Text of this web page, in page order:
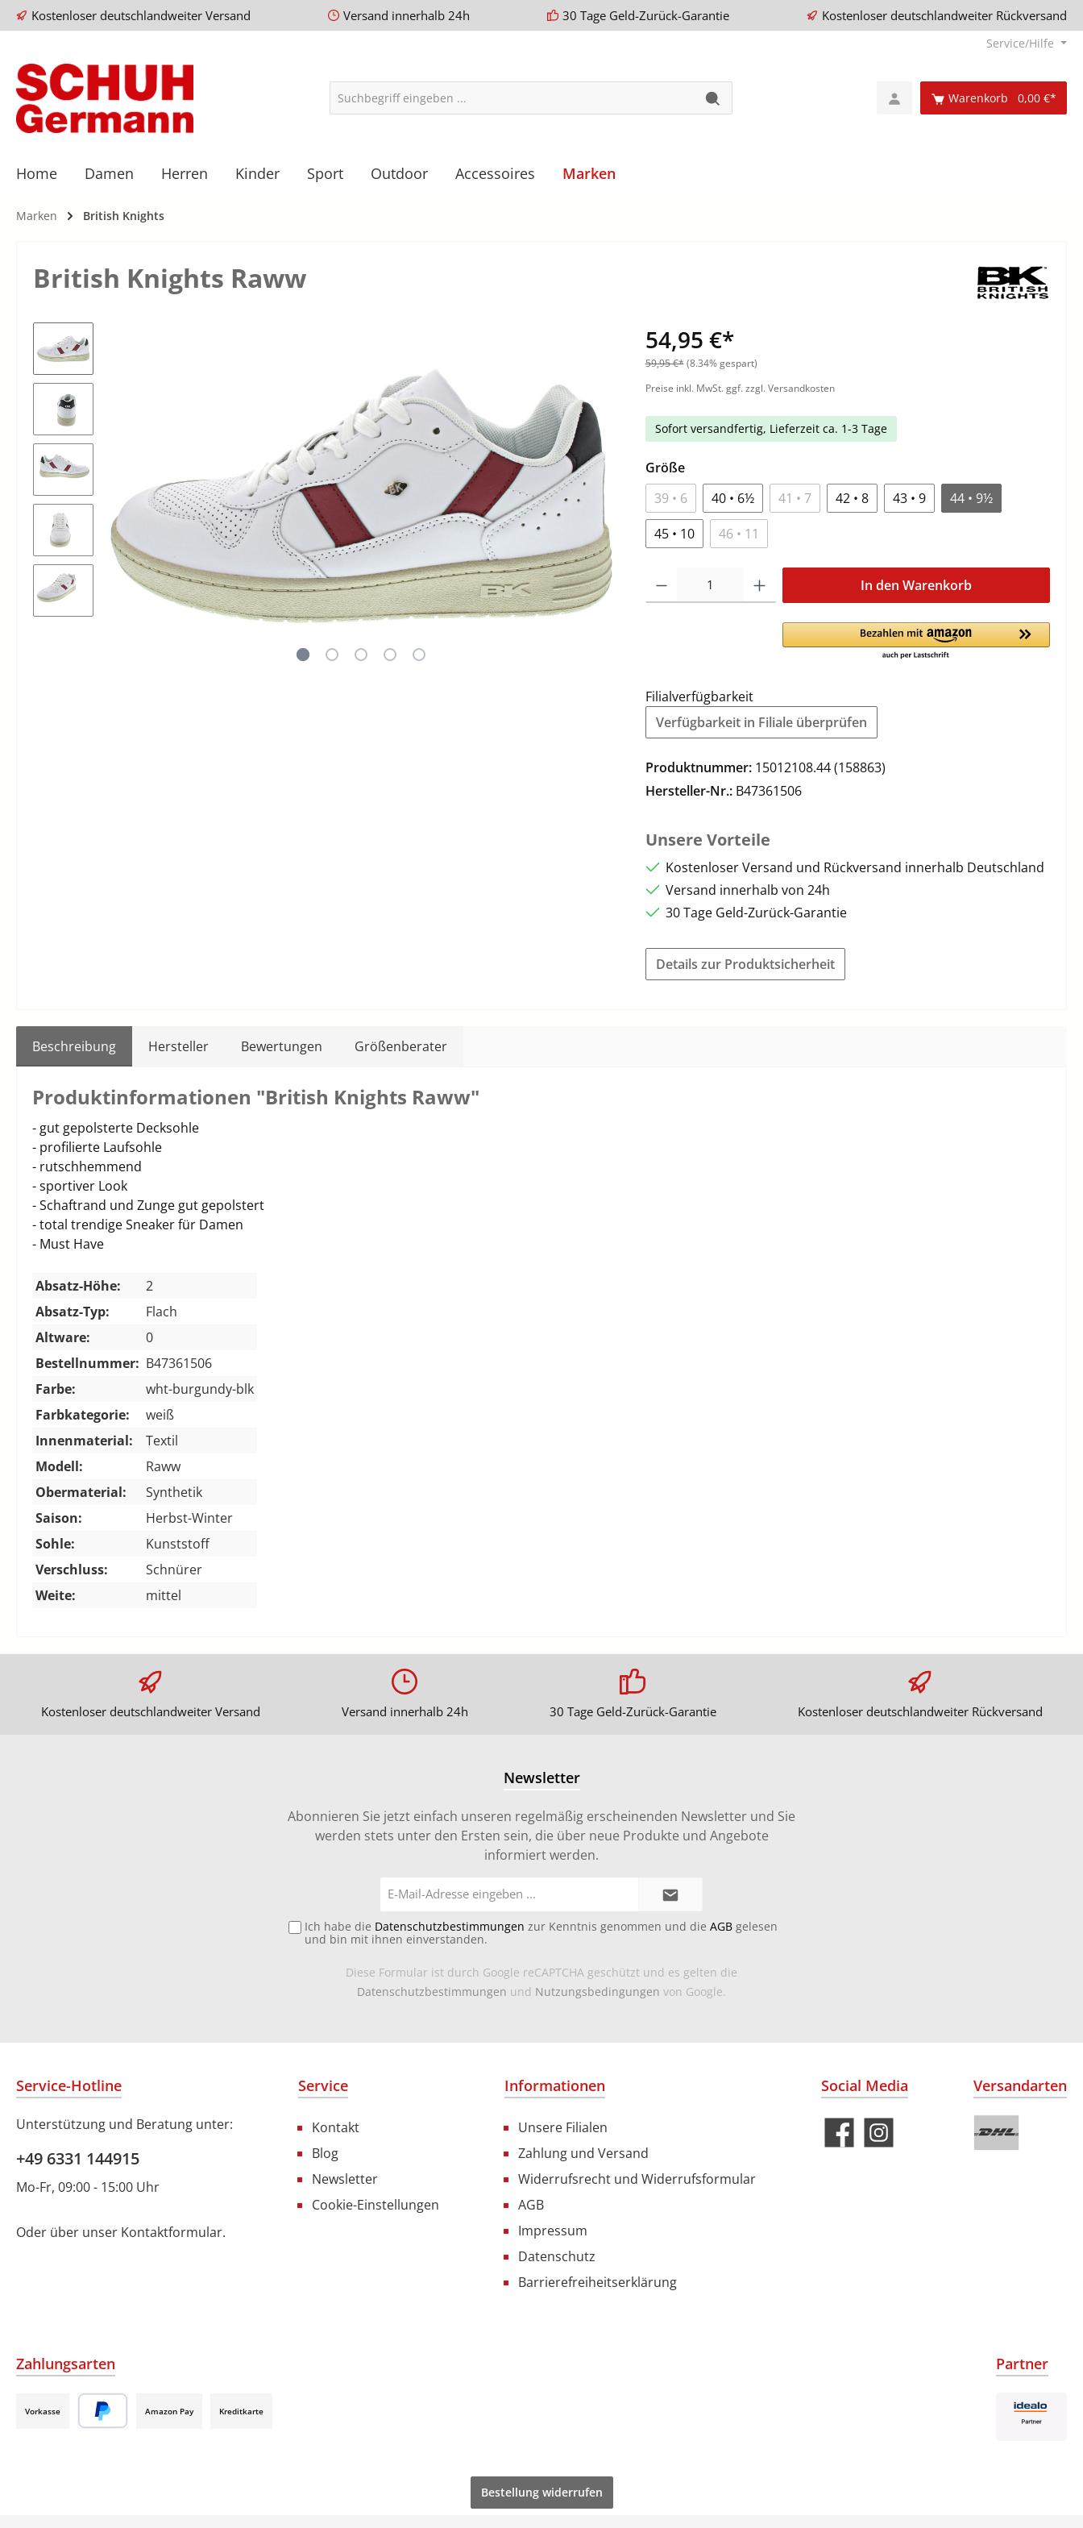
Kostenloser deutschlandweiter Versand Versand innerhalb 24h 30 Tage Geld-Zurück-Garantie Kostenloser deutschlandweiter Rückversand
Service/Hilfe
Warenkorb 0,00 €*
Home Damen Herren Kinder Sport Outdoor Accessoires Marken
Marken British Knights
British Knights Raww
54,95 €*
59,95 €* (8.34% gespart)
Preise inkl. MwSt. ggf. zzgl. Versandkosten
Sofort versandfertig, Lieferzeit ca. 1-3 Tage
Größe
39 • 6
40 • 6½ 41 • 7 42 • 8 43 • 9
44 • 9½
45 • 10
46 • 11
In den Warenkorb
Filialverfügbarkeit
Verfügbarkeit in Filiale überprüfen
Produktnummer: 15012108.44 (158863)
Hersteller-Nr.: B47361506
Unsere Vorteile
Kostenloser Versand und Rückversand innerhalb Deutschland
Versand innerhalb von 24h
30 Tage Geld-Zurück-Garantie
Details zur Produktsicherheit
Beschreibung Hersteller Bewertungen Größenberater
Produktinformationen "British Knights Raww"
- gut gepolsterte Decksohle
- profilierte Laufsohle
- rutschhemmend
- sportiver Look
- Schaftrand und Zunge gut gepolstert
- total trendige Sneaker für Damen
- Must Have
Absatz-Höhe:
2
Absatz-Typ:
Flach
Altware:
0
Bestellnummer: B47361506
Farbe:
wht-burgundy-blk
Farbkategorie:
weiß
Innenmaterial:
Textil
Modell:
Raww
Obermaterial:
Synthetik
Saison:
Herbst-Winter
Sohle:
Kunststoff
Verschluss:
Schnürer
Weite:
mittel
Kostenloser deutschlandweiter Versand Versand innerhalb 24h 30 Tage Geld-Zurück-Garantie Kostenloser deutschlandweiter Rückversand
Newsletter
Abonnieren Sie jetzt einfach unseren regelmäßig erscheinenden Newsletter und Sie
werden stets unter den Ersten sein, die über neue Produkte und Angebote
informiert werden.
Mail-
Ich habe die Datenschutzbestimmungen zur Kenntnis genommen und die AGB gelesen
und bin mit ihnen einverstanden.
Diese Formular ist durch Google reCAPTCHA geschützt und es gelten die
Datenschutzbestimmungen und Nutzungsbedingungen von Google.
Service-Hotline
Unterstützung und Beratung unter:
+49 6331 144915
Mo-Fr, 09:00 - 15:00 Uhr
Oder über unser Kontaktformular.
Service
Kontakt
Blog
Newsletter
Cookie-Einstellungen
Informationen
Unsere Filialen
Zahlung und Versand
Widerrufsrecht und Widerrufsformular
AGB
Impressum
Datenschutz
Barrierefreiheitserklärung
Social Media Versandarten
Zahlungsarten
Vorkasse Amazon Pay Kreditkarte
Partner
Bestellung widerrufen